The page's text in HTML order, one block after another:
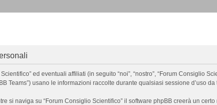
ed eventuali affiliati (in seguito “noi”, “nostro”, “Forum Consiglio
Teams”) usano le informazioni raccolte durante qualsiasi sessione d’uso
si naviga su “Forum Consiglio Scientifico” il software phpBB creerà un